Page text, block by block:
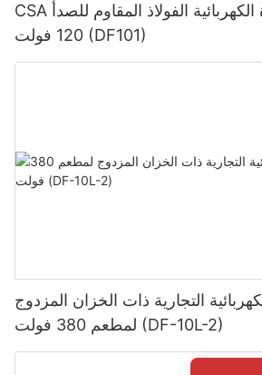
CSA مدرجة في المقلاة الكهربائية الفولاذ المقاوم للصدأ
120 فولت (DF101)
التجارية ذات الخزان المزدوج
لمطعم 380 فولت (DF-10L-2)